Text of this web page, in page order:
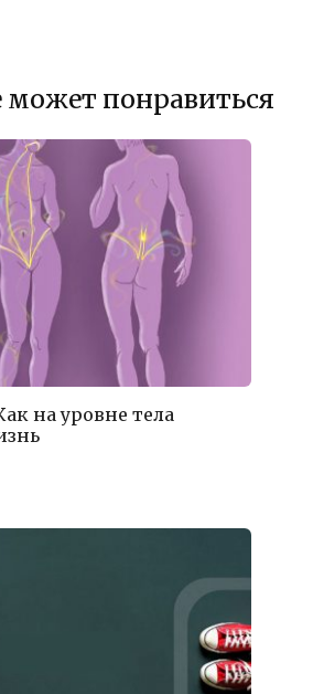
понравиться
на уровне тела